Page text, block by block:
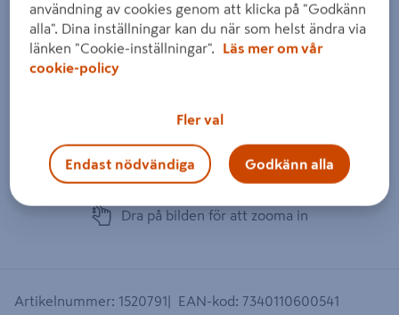
Dra på bilden för att zooma in
Artikelnummer: 1520791 EAN-kod: 7340110600541
användning av cookies genom att klicka på "Godkänn
alla". Dina inställningar kan du när som helst ändra via
länken "Cookie-inställningar".
Läs mer om vår
cookie-policy
Fler val
Endast nödvändiga Godkänn alla